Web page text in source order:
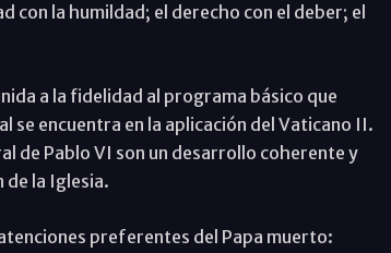
con la humildad; el derecho con el deber; el
a la fidelidad al programa básico que
encuentra en la aplicación del Vaticano II.
de Pablo VI son un desarrollo coherente y
de la Iglesia.
preferentes del Papa muerto: